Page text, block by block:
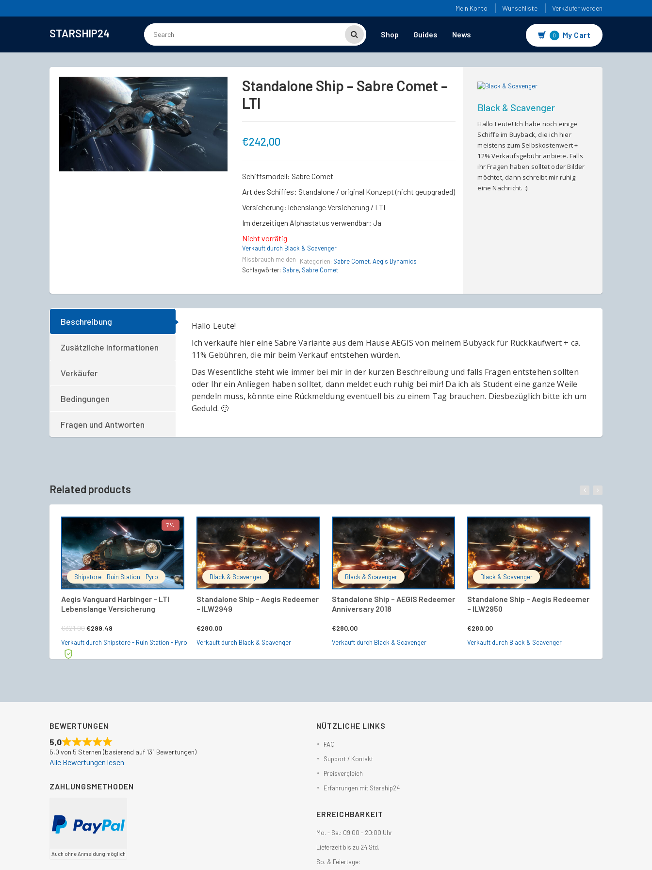
Mein Konto Wunschliste Verkäufer werden
STARSHIP24 Shop Guides News 0 My Cart
Standalone Ship – Sabre Comet –
LTI
€242,00
Schiffsmodell: Sabre Comet
Art des Schiffes: Standalone / original Konzept (nicht geupgraded)
Versicherung: lebenslange Versicherung / LTI
Im derzeitigen Alphastatus verwendbar: Ja
Nicht vorrätig
Verkauft durch Black & Scavenger
Missbrauch melden
Kategorien: Sabre Comet, Aegis Dynamics
Schlagwörter: Sabre, Sabre Comet
Black & Scavenger
Hallo Leute! Ich habe noch einige
Schiffe im Buyback, die ich hier
meistens zum Selbskostenwert +
12% Verkaufsgebühr anbiete. Falls
ihr Fragen haben solltet oder Bilder
möchtet, dann schreibt mir ruhig
eine Nachricht. :)
Beschreibung
Zusätzliche Informationen
Verkäufer
Bedingungen
Fragen und Antworten
Hallo Leute!
Ich verkaufe hier eine Sabre Variante aus dem Hause AEGIS von meinem Bubyack für Rückkaufwert + ca.
11% Gebühren, die mir beim Verkauf entstehen würden.
Das Wesentliche steht wie immer bei mir in der kurzen Beschreibung und falls Fragen entstehen sollten
oder Ihr ein Anliegen haben solltet, dann meldet euch ruhig bei mir! Da ich als Student eine ganze Weile
pendeln muss, könnte eine Rückmeldung eventuell bis zu einem Tag brauchen. Diesbezüglich bitte ich um
Geduld. 🙂
Related products
7%
Shipstore - Ruin Station - Pyro
Aegis Vanguard Harbinger – LTI
Lebenslange Versicherung
€321,00Ursprünglicher
Preis
€299,49
Preis
IN DEN WARENKORB
Verkauft durch Shipstore - Ruin Station - Pyro
Black & Scavenger
Standalone Ship – Aegis Redeemer
– ILW2949
€280,00
IN DEN WARENKORB
Verkauft durch Black & Scavenger
Black & Scavenger
Standalone Ship – AEGIS Redeemer
Anniversary 2018
€280,00
IN DEN WARENKORB
Verkauft durch Black & Scavenger
Black & Scavenger
Standalone Ship – Aegis Redeemer
– ILW2950
€280,00
IN DEN WARENKORB
Verkauft durch Black & Scavenger
BEWERTUNGEN
5,0
5,0 von 5 Sternen (basierend auf 131 Bewertungen)
Alle Bewertungen lesen
ZAHLUNGSMETHODEN
Auch ohne Anmeldung möglich
NÜTZLICHE LINKS
FAQ
Support / Kontakt
Preisvergleich
Erfahrungen mit Starship24
ERREICHBARKEIT
Mo. - Sa.: 09:00 - 20:00 Uhr
Lieferzeit bis zu 24 Std.
So. & Feiertage: